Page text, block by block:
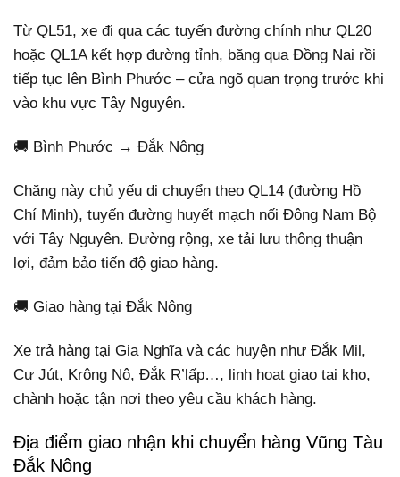
Từ QL51, xe đi qua các tuyến đường chính như QL20
hoặc QL1A kết hợp đường tỉnh, băng qua Đồng Nai rồi
tiếp tục lên Bình Phước – cửa ngõ quan trọng trước khi
vào khu vực Tây Nguyên.
🚚 Bình Phước → Đắk Nông
Chặng này chủ yếu di chuyển theo QL14 (đường Hồ
Chí Minh), tuyến đường huyết mạch nối Đông Nam Bộ
với Tây Nguyên. Đường rộng, xe tải lưu thông thuận
lợi, đảm bảo tiến độ giao hàng.
🚚 Giao hàng tại Đắk Nông
Xe trả hàng tại Gia Nghĩa và các huyện như Đắk Mil,
Cư Jút, Krông Nô, Đắk R’lấp…, linh hoạt giao tại kho,
chành hoặc tận nơi theo yêu cầu khách hàng.
Địa điểm giao nhận khi chuyển hàng Vũng Tàu
Đắk Nông